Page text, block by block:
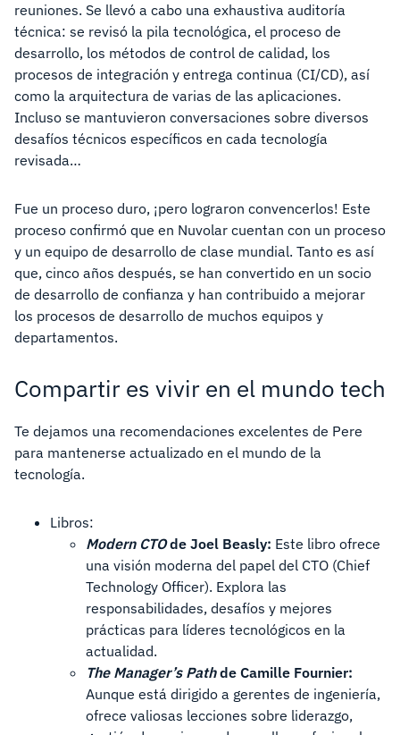
reuniones. Se llevó a cabo una exhaustiva auditoría
técnica: se revisó la pila tecnológica, el proceso de
desarrollo, los métodos de control de calidad, los
procesos de integración y entrega continua (CI/CD), así
como la arquitectura de varias de las aplicaciones.
Incluso se mantuvieron conversaciones sobre diversos
desafíos técnicos específicos en cada tecnología
revisada…
Fue un proceso duro, ¡pero lograron convencerlos! Este
proceso confirmó que en Nuvolar cuentan con un proceso
y un equipo de desarrollo de clase mundial. Tanto es así
que, cinco años después, se han convertido en un socio
de desarrollo de confianza y han contribuido a mejorar
los procesos de desarrollo de muchos equipos y
departamentos.
Compartir es vivir en el mundo tech
Te dejamos una recomendaciones excelentes de Pere
para mantenerse actualizado en el mundo de la
tecnología.
Libros:
Modern CTOde Joel Beasly: Este libro ofrece
una visión moderna del papel del CTO (Chief
Technology Officer). Explora las
responsabilidades, desafíos y mejores
prácticas para líderes tecnológicos en la
actualidad.
The Manager’s Pathde Camille Fournier:
Aunque está dirigido a gerentes de ingeniería,
ofrece valiosas lecciones sobre liderazgo,